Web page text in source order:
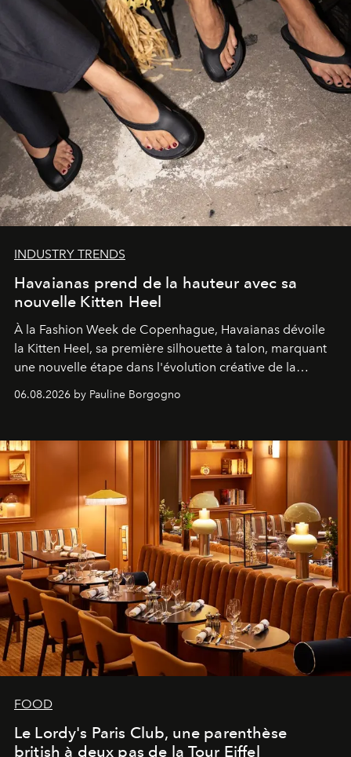
INDUSTRY TRENDS
Havaianas prend de la hauteur avec sa
nouvelle Kitten Heel
À la Fashion Week de Copenhague, Havaianas dévoile
la Kitten Heel, sa première silhouette à talon, marquant
une nouvelle étape dans l'évolution créative de la
06.08.2026 by Pauline Borgogno
FOOD
Le Lordy's Paris Club, une parenthèse
british à deux pas de la Tour Eiffel